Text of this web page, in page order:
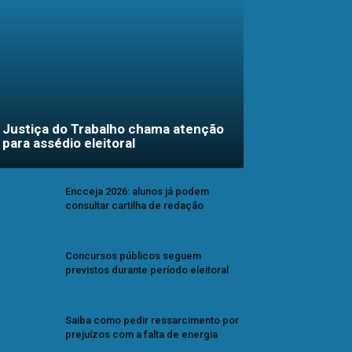
Justiça do Trabalho chama atenção
para assédio eleitoral
Encceja 2026: alunos já podem
consultar cartilha de redação
Concursos públicos seguem
previstos durante período eleitoral
Saiba como pedir ressarcimento por
prejuízos com a falta de energia